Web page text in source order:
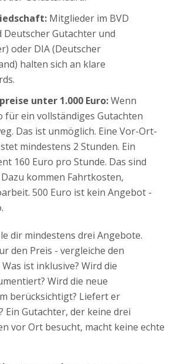
Mitglieder im BVD
Deutscher Gutachter und
oder DIA (Deutscher
halten sich an klare
unter 1.000 Euro:Wenn
für ein vollständiges Gutachten
Das ist unmöglich. Eine Vor-Ort-
mindestens 2 Stunden. Ein
160 Euro pro Stunde. Das sind
kommen Fahrtkosten,
500 Euro ist kein Angebot -
dir mindestens drei Angebote.
den Preis - vergleiche den
ist inklusive? Wird die
Wird die neue
berücksichtigt? Liefert er
Ein Gutachter, der keine drei
vor Ort besucht, macht keine echte